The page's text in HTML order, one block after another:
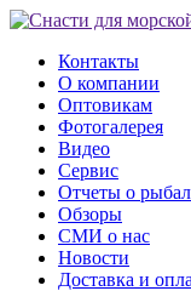
Контакты
О компании
Оптовикам
Фотогалерея
Видео
Сервис
Отчеты о
Обзоры
СМИ о нас
Новости
Доставка и